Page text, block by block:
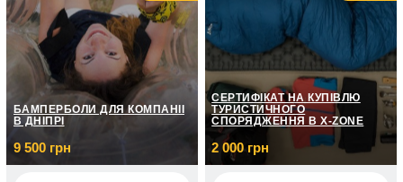
БАМПЕРБОЛИ ДЛЯ КОМПАНІЇ
В ДНІПРІ
9 500 грн
СЕРТИФІКАТ НА КУПІВЛЮ
ТУРИСТИЧНОГО
СПОРЯДЖЕННЯ В X-ZONE
2 000 грн